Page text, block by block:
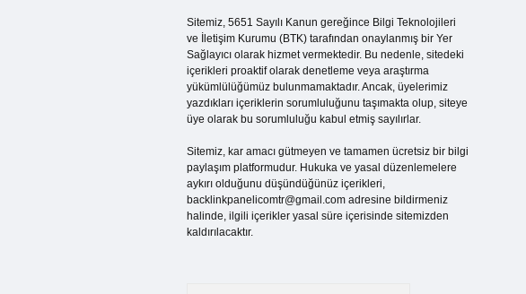
Sitemiz, 5651 Sayılı Kanun gereğince Bilgi Teknolojileri
ve İletişim Kurumu (BTK) tarafından onaylanmış bir Yer
Sağlayıcı olarak hizmet vermektedir. Bu nedenle, sitedeki
içerikleri proaktif olarak denetleme veya araştırma
yükümlülüğümüz bulunmamaktadır. Ancak, üyelerimiz
yazdıkları içeriklerin sorumluluğunu taşımakta olup, siteye
üye olarak bu sorumluluğu kabul etmiş sayılırlar.
Sitemiz, kar amacı gütmeyen ve tamamen ücretsiz bir bilgi
paylaşım platformudur. Hukuka ve yasal düzenlemelere
aykırı olduğunu düşündüğünüz içerikleri,
backlinkpanelicomtr@gmail.comadresine bildirmeniz
halinde, ilgili içerikler yasal süre içerisinde sitemizden
kaldırılacaktır.